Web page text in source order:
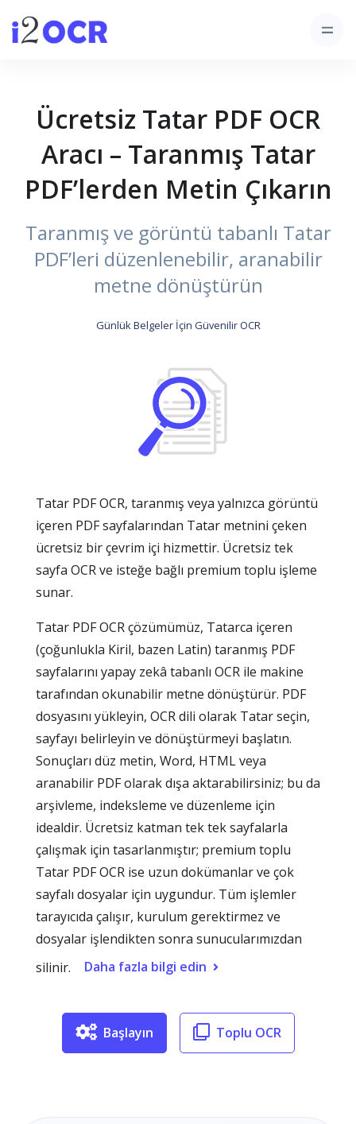
Ücretsiz Tatar PDF OCR
Aracı – Taranmış Tatar
PDF’lerden Metin Çıkarın
Taranmış ve görüntü tabanlı Tatar
PDF’leri düzenlenebilir, aranabilir
metne dönüştürün
Günlük Belgeler İçin Güvenilir OCR
Tatar PDF OCR, taranmış veya yalnızca görüntü
içeren PDF sayfalarından Tatar metnini çeken
ücretsiz bir çevrim içi hizmettir. Ücretsiz tek
sayfa OCR ve isteğe bağlı premium toplu işleme
sunar.
Tatar PDF OCR çözümümüz, Tatarca içeren
(çoğunlukla Kiril, bazen Latin) taranmış PDF
sayfalarını yapay zekâ tabanlı OCR ile makine
tarafından okunabilir metne dönüştürür. PDF
dosyasını yükleyin, OCR dili olarak Tatar seçin,
sayfayı belirleyin ve dönüştürmeyi başlatın.
Sonuçları düz metin, Word, HTML veya
aranabilir PDF olarak dışa aktarabilirsiniz; bu da
arşivleme, indeksleme ve düzenleme için
idealdir. Ücretsiz katman tek tek sayfalarla
çalışmak için tasarlanmıştır; premium toplu
Tatar PDF OCR ise uzun dokümanlar ve çok
sayfalı dosyalar için uygundur. Tüm işlemler
tarayıcıda çalışır, kurulum gerektirmez ve
dosyalar işlendikten sonra sunucularımızdan
silinir.
Daha fazla bilgi edin
Başlayın Toplu OCR